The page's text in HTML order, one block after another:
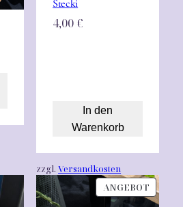
Stecki
4,00 €
In den
Warenkorb
zzgl.Versandkosten
ANGEBOT
IM